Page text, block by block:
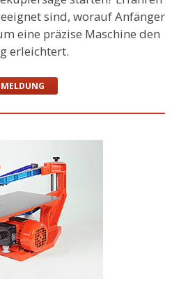
sind, worauf Anfänger
eine präzise Maschine den
erleichtert.